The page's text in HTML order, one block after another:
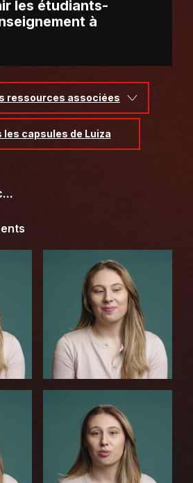
les étudiants-
à
ressources associées
les capsules de Luiza